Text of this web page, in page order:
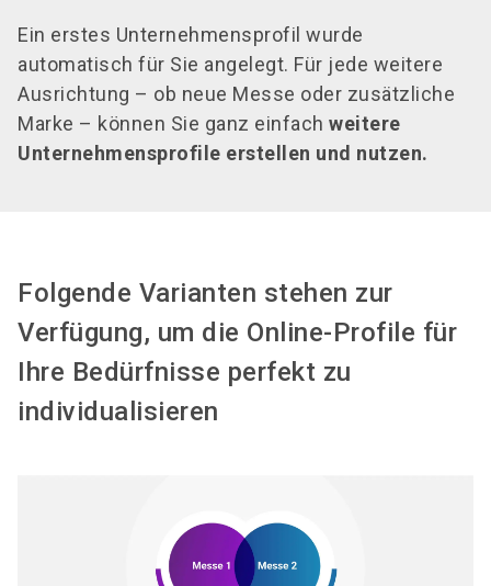
Ein erstes Unternehmensprofil wurde
automatisch für Sie angelegt. Für jede weitere
Ausrichtung – ob neue Messe oder zusätzliche
Marke – können Sie ganz einfach weitere
Unternehmensprofile erstellen und nutzen.
Folgende Varianten stehen zur
Verfügung, um die Online-Profile für
Ihre Bedürfnisse perfekt zu
individualisieren